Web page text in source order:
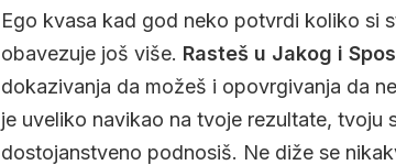
Ego kvasa kad god neko potvrdi koliko si
obavezuje još više. Rasteš u Jakog i
dokazivanja da možeš i opovrgivanja da
je uveliko navikao na tvoje rezultate,
dostojanstveno podnosiš. Ne diže se